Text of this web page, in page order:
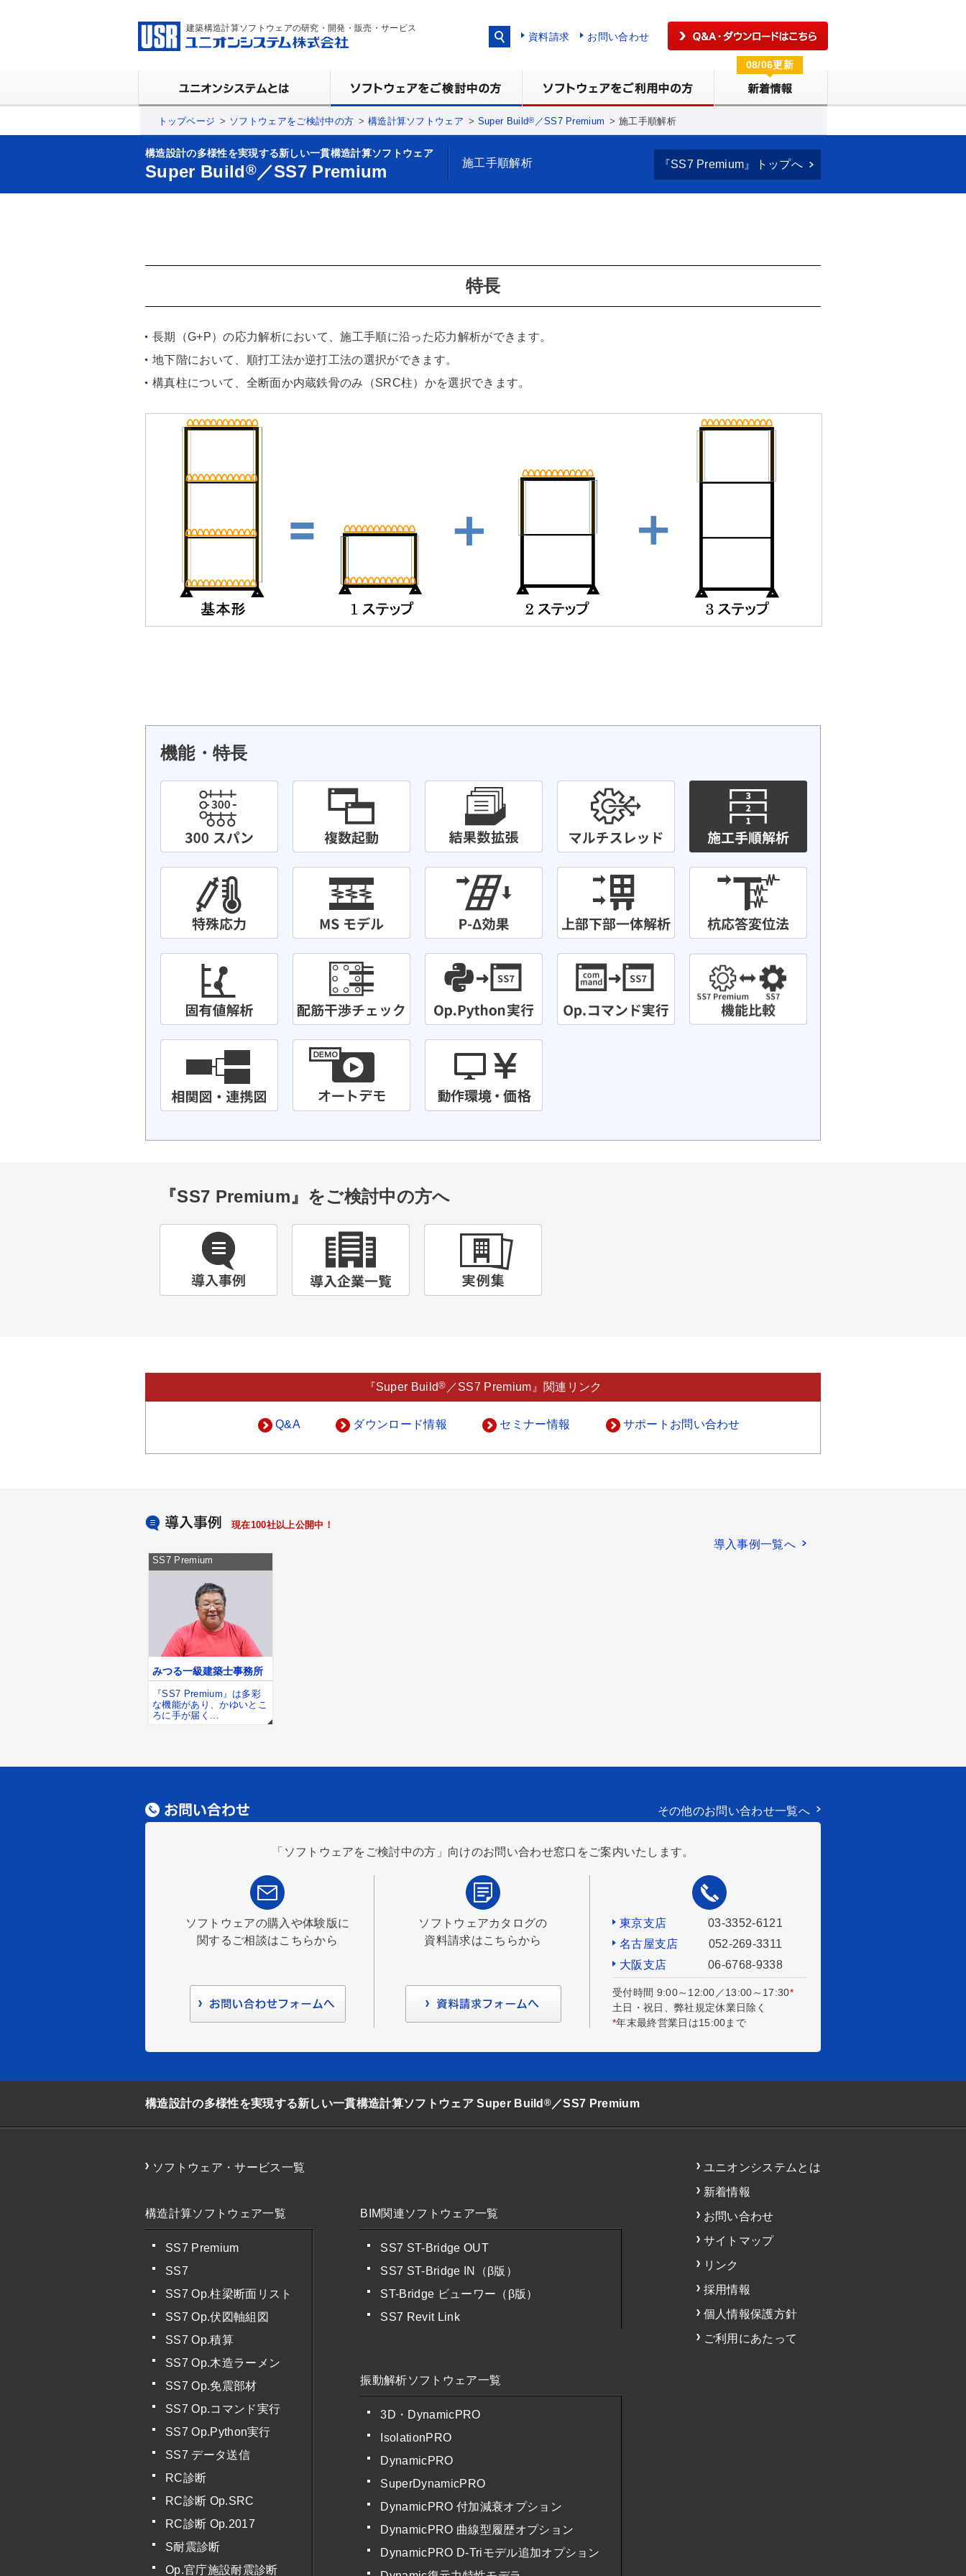
建築構造計算ソフトウェアの研究・開発・販売・サービス
資料請求 お問い合わせ
08/06更新
トップページ ソフトウェアをご検討中の方 構造計算ソフトウェア Super Build® ／SS7 Premium 施工手順解析
構造設計の多様性を実現する新しい一貫構造計算ソフトウェア
Super Build®／SS7 Premium 施工手順解析 『SS7 Premium』トップへ
特長
長期（G+P）の応力解析において、施工手順に沿った応力解析ができます。
地下階において、順打工法か逆打工法の選択ができます。
構真柱について、全断面か内蔵鉄骨のみ（SRC柱）かを選択できます。
機能・特長
『SS7 Premium』をご検討中の方へ
『Super Build® ／SS7 Premium』関連リンク
Q&A ダウンロード情報 セミナー情報 サポートお問い合わせ
現在100社以上公開中！
導入事例一覧へ
SS7 Premium
みつる一級建築士事務所
『SS7 Premium』は多彩
な機能があり、かゆいとこ
ろに手が届く...
その他のお問い合わせ一覧へ
「ソフトウェアをご検討中の方」向けのお問い合わせ窓口をご案内いたします。
ソフトウェアの購入や体験版に
関するご相談はこちらから
ソフトウェアカタログの
資料請求はこちらから
東京支店
03-3352-6121
名古屋支店
052-269-3311
大阪支店
06-6768-9338
受付時間 9:00～12:00／13:00～17:30*
土日・祝日、弊社規定休業日除く
*年末最終営業日は15:00まで
構造設計の多様性を実現する新しい一貫構造計算ソフトウェア Super Build ® ／SS7 Premium
ソフトウェア・サービス一覧
構造計算ソフトウェア一覧
SS7 Premium
SS7
SS7 Op.柱梁断面リスト
SS7 Op.伏図軸組図
SS7 Op.積算
SS7 Op.木造ラーメン
SS7 Op.免震部材
SS7 Op.コマンド実行
SS7 Op.Python実行
SS7 データ送信
RC診断
RC診断 Op.SRC
RC診断 Op.2017
S耐震診断
Op.官庁施設耐震診断
BIM関連ソフトウェア一覧
SS7 ST-Bridge OUT
SS7 ST-Bridge IN（β版）
ST-Bridge ビューワー（β版）
SS7 Revit Link
振動解析ソフトウェア一覧
3D・DynamicPRO
IsolationPRO
DynamicPRO
SuperDynamicPRO
DynamicPRO 付加減衰オプション
DynamicPRO 曲線型履歴オプション
DynamicPRO D-Triモデル追加オプション
ユニオンシステムとは
新着情報
お問い合わせ
サイトマップ
リンク
採用情報
個人情報保護方針
ご利用にあたって